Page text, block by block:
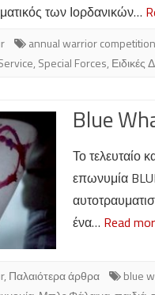
των Ιορδανικών…
annual warrior competition
, Special Forces, Ειδικές
Blue
Το τελευταίο
επωνυμία
ένα… Read
, Παλαιότερα άρθρα blue